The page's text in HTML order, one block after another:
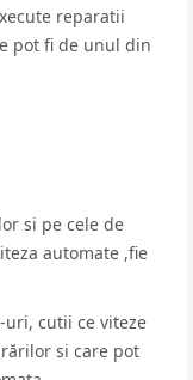
reparatii
pot fi de unul din
si pe cele de
automate ,fie
uri, cutii ce viteze
si care pot